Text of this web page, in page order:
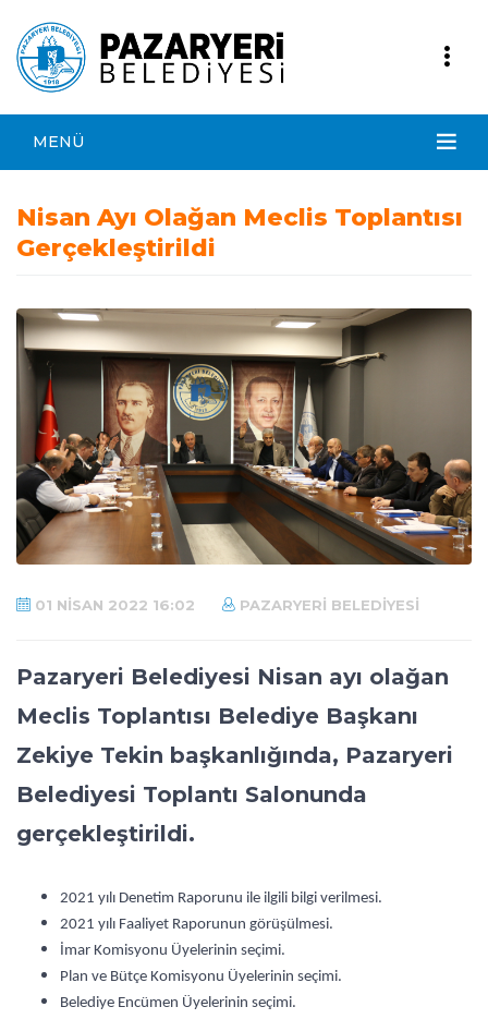
MENÜ
Nisan Ayı Olağan Meclis Toplantısı
Gerçekleştirildi
01 NISAN 2022 16:02 PAZARYERI BELEDIYESI
Pazaryeri Belediyesi Nisan ayı olağan
Meclis Toplantısı Belediye Başkanı
Zekiye Tekin başkanlığında, Pazaryeri
Belediyesi Toplantı Salonunda
gerçekleştirildi.
2021 yılı Denetim Raporunu ile ilgili bilgi verilmesi.
2021 yılı Faaliyet Raporunun görüşülmesi.
İmar Komisyonu Üyelerinin seçimi.
Plan ve Bütçe Komisyonu Üyelerinin seçimi.
Belediye Encümen Üyelerinin seçimi.